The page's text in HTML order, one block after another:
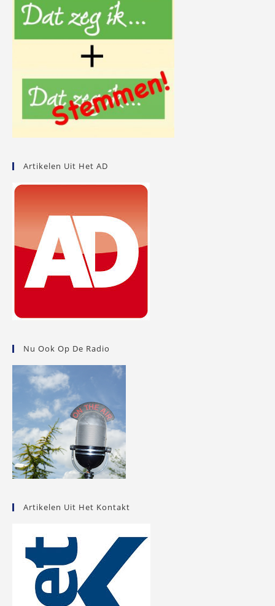
Artikelen Uit Het AD
Nu Ook Op De Radio
Artikelen Uit Het Kontakt